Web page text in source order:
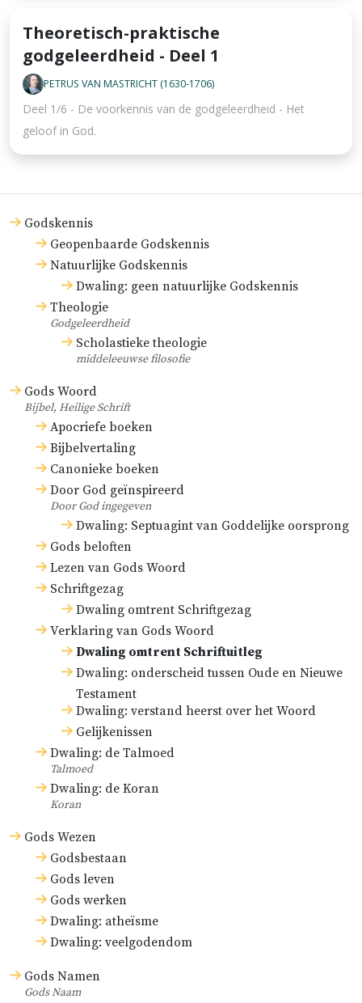
Godskennis
Geopenbaarde Godskennis
Natuurlijke Godskennis
Dwaling: geen natuurlijke Godskennis
Theologie
Godgeleerdheid
Scholastieke theologie
middeleeuwse filosofie
Gods Woord
Bijbel, Heilige Schrift
Apocriefe boeken
Bijbelvertaling
Canonieke boeken
Door God geïnspireerd
Door God ingegeven
Dwaling: Septuagint van Goddelijke oorsprong
Gods beloften
Lezen van Gods Woord
Schriftgezag
Dwaling omtrent Schriftgezag
Verklaring van Gods Woord
Dwaling omtrent Schriftuitleg
Dwaling: onderscheid tussen Oude en Nieuwe
Testament
Dwaling: verstand heerst over het Woord
Gelijkenissen
Dwaling: de Talmoed
Talmoed
Dwaling: de Koran
Koran
Gods Wezen
Godsbestaan
Gods leven
Gods werken
Dwaling: atheïsme
Dwaling: veelgodendom
Gods Namen
Gods Naam
Theoretisch-praktische
godgeleerdheid - Deel 1
PETRUS VAN MASTRICHT (1630-1706)
Deel 1/6 - De voorkennis van de godgeleerdheid - Het
geloof in God.